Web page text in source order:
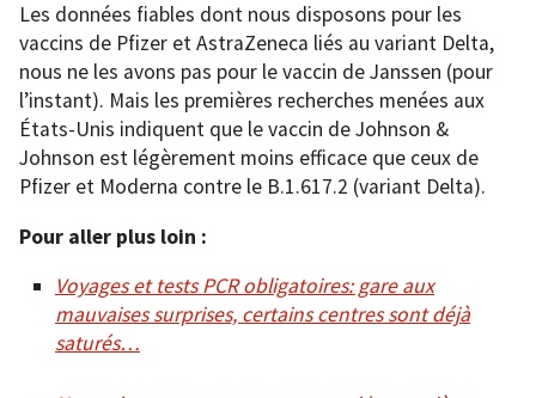
Les données fiables dont nous disposons pour les
vaccins de Pfizer et AstraZeneca liés au variant Delta,
nous ne les avons pas pour le vaccin de Janssen (pour
l’instant). Mais les premières recherches menées aux
États-Unis indiquent que le vaccin de Johnson &
Johnson est légèrement moins efficace que ceux de
Pfizer et Moderna contre le B.1.617.2 (variant Delta).
Pour aller plus loin :
Voyages et tests PCR obligatoires: gare aux
mauvaises surprises, certains centres sont déjà
saturés…